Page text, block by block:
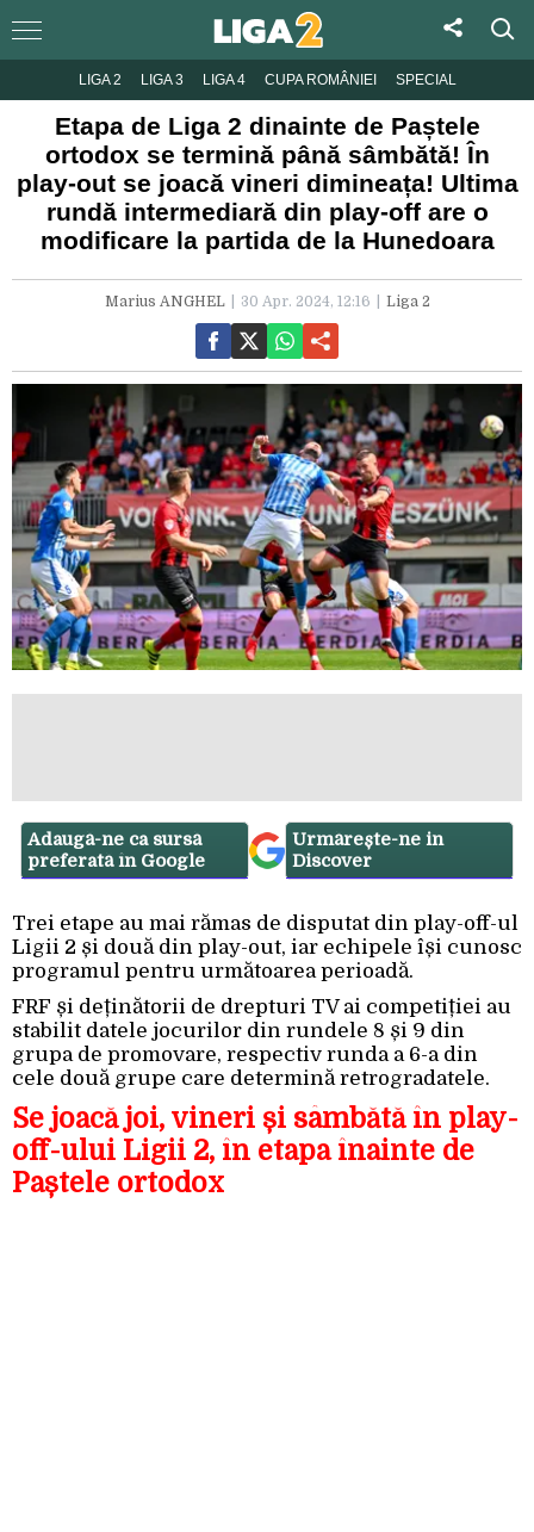
LIGA 2 LIGA 3 LIGA 4 CUPA ROMÂNIEI SPECIAL
Etapa de Liga 2 dinainte de Paștele
ortodox se termină până sâmbătă! În
play-out se joacă vineri dimineața! Ultima
rundă intermediară din play-off are o
modificare la partida de la Hunedoara
Marius ANGHEL 30 Apr. 2024, 12:16 Liga 2
Adaugă-ne ca sursă
preferată în Google
Urmărește-ne in
Discover
Trei etape au mai rămas de disputat din play-off-ul
Ligii 2 și două din play-out, iar echipele își cunosc
programul pentru următoarea perioadă.
FRF și deținătorii de drepturi TV ai competiției au
stabilit datele jocurilor din rundele 8 și 9 din
grupa de promovare, respectiv runda a 6-a din
cele două grupe care determină retrogradatele.
Se joacă joi, vineri și sâmbătă în play-
off-ului Ligii 2, în etapa înainte de
Paștele ortodox